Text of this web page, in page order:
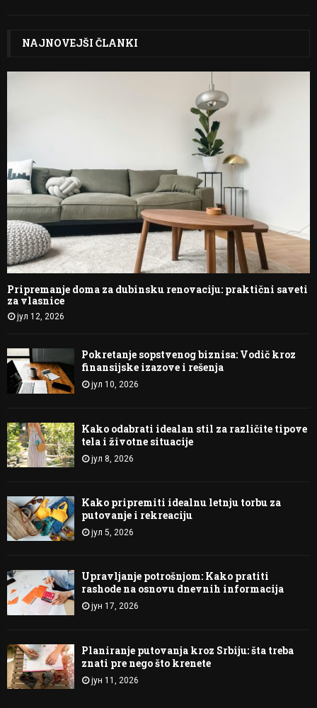
NAJNOVEJŠI ČLANKI
Pripremanje doma za dubinsku renovaciju: praktični saveti
za vlasnice
јул 12, 2026
Pokretanje sopstvenog biznisa: Vodič kroz
finansijske izazove i rešenja
јул 10, 2026
Kako odabrati idealan stil za različite tipove
tela i životne situacije
јул 8, 2026
Kako pripremiti idealnu letnju torbu za
putovanje i rekreaciju
јул 5, 2026
Upravljanje potrošnjom: Kako pratiti
rashode na osnovu dnevnih informacija
јун 17, 2026
Planiranje putovanja kroz Srbiju: šta treba
znati pre nego što krenete
јун 11, 2026